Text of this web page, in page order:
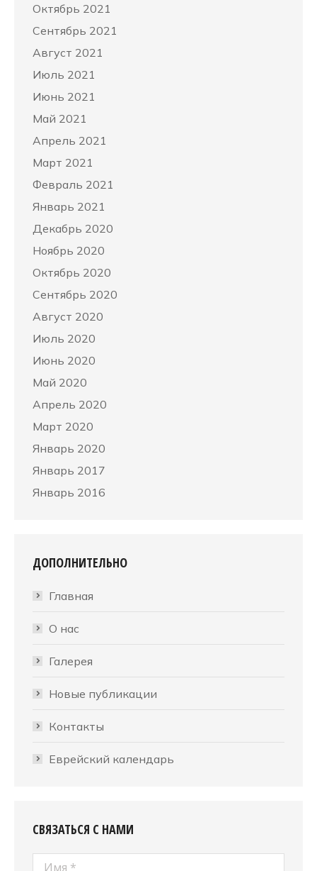
Октябрь 2021
Сентябрь 2021
Август 2021
Июль 2021
Июнь 2021
Май 2021
Апрель 2021
Март 2021
Февраль 2021
Январь 2021
Декабрь 2020
Ноябрь 2020
Октябрь 2020
Сентябрь 2020
Август 2020
Июль 2020
Июнь 2020
Май 2020
Апрель 2020
Март 2020
Январь 2020
Январь 2017
Январь 2016
ДОПОЛНИТЕЛЬНО
Главная
О нас
Галерея
Новые публикации
Контакты
Еврейский календарь
СВЯЗАТЬСЯ С НАМИ
Имя *